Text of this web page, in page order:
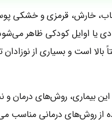
خارش، قرمزی و خشکی
یا اوایل کودکی ظاهر
بالا است و بسیاری از
این بیماری، روش‌های درمان و
از روش‌های درمانی مناسب